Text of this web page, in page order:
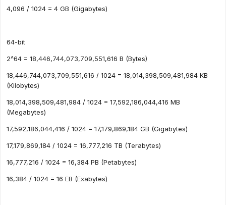
4,096 / 1024 = 4 GB (Gigabytes)
64-bit
2^64 = 18,446,744,073,709,551,616 B (Bytes)
18,446,744,073,709,551,616 / 1024 = 18,014,398,509,481,984 KB
(Kilobytes)
18,014,398,509,481,984 / 1024 = 17,592,186,044,416 MB
(Megabytes)
17,592,186,044,416 / 1024 = 17,179,869,184 GB (Gigabytes)
17,179,869,184 / 1024 = 16,777,216 TB (Terabytes)
16,777,216 / 1024 = 16,384 PB (Petabytes)
16,384 / 1024 = 16 EB (Exabytes)